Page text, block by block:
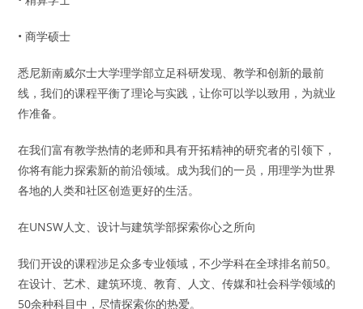
• 商学硕士
悉尼新南威尔士大学理学部立足科研发现、教学和创新的最前
线，我们的课程平衡了理论与实践，让你可以学以致用，为就业
作准备。
在我们富有教学热情的老师和具有开拓精神的研究者的引领下，
你将有能力探索新的前沿领域。成为我们的一员，用理学为世界
各地的人类和社区创造更好的生活。
在UNSW人文、设计与建筑学部探索你心之所向
我们开设的课程涉足众多专业领域，不少学科在全球排名前50。
在设计、艺术、建筑环境、教育、人文、传媒和社会科学领域的
50余种科目中，尽情探索你的热爱。